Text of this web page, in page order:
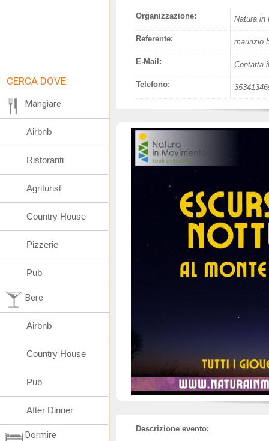
Organizzazione: Natura in
Referente: maurizio
E-Mail: Contatta
Telefono:
Descrizione evento:
CERCA DOVE:
Mangiare
Airbnb
Ristoranti
Agriturist
Country House
Pizzerie
Pub
Bere
Airbnb
Country House
Pub
After Dinner
Dormire